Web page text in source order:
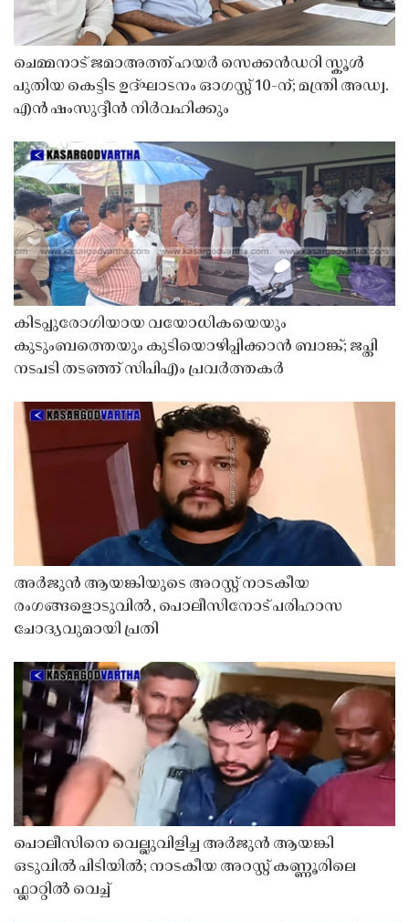
ചെമ്മനാട് ജമാഅത്ത് ഹയർ സെക്കൻഡറി സ്കൂൾ
പുതിയ കെട്ടിട ഉദ്ഘാടനം ഓഗസ്റ്റ് 10-ന്; മന്ത്രി അഡ്വ.
എൻ ഷംസുദ്ദീൻ നിർവഹിക്കും
കിടപ്പുരോഗിയായ വയോധികയെയും
കുടുംബത്തെയും കുടിയൊഴിപ്പിക്കാൻ ബാങ്ക്; ജപ്തി
നടപടി തടഞ്ഞ് സിപിഎം പ്രവർത്തകർ
അർജുൻ ആയങ്കിയുടെ അറസ്റ്റ് നാടകീയ
രംഗങ്ങളൊടുവിൽ, പൊലീസിനോട് പരിഹാസ
ചോദ്യവുമായി പ്രതി
പൊലീസിനെ വെല്ലുവിളിച്ച അർജുൻ ആയങ്കി
ഒടുവിൽ പിടിയിൽ; നാടകീയ അറസ്റ്റ് കണ്ണൂരിലെ
ഫ്ലാറ്റിൽ വെച്ച്